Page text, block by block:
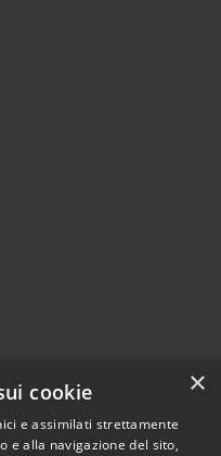
di feedback ×
cookie
e assimilati strettamente
e alla navigazione del sito,